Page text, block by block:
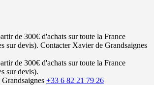
de 300€ d'achats sur toute la France
sur devis). Contacter Xavier de Grandsaignes
de 300€ d'achats sur toute la France
sur devis).
+33 6 82 21 79 26